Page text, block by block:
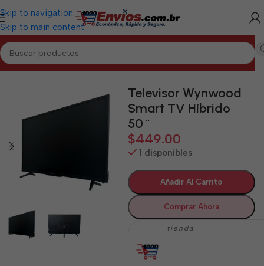
Skip to navigation
Skip to main content
Inicio/ARTEMISA/Electrodomésticos Artemisa
Televisor Wynwood
Smart TV Híbrido
50¨
$449.00
1 disponibles
Añadir Al Carrito
Comprar Ahora
tienda